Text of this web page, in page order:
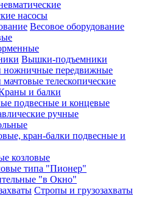
насосы
Весовое оборудование
Вышки-подъемники
ножничные передвижные
телескопические
и балки
подвесные и концевые
ручные
кран-балки подвесные и
козловые
типа "Пионер"
"в Окно"
Стропы и грузозахваты